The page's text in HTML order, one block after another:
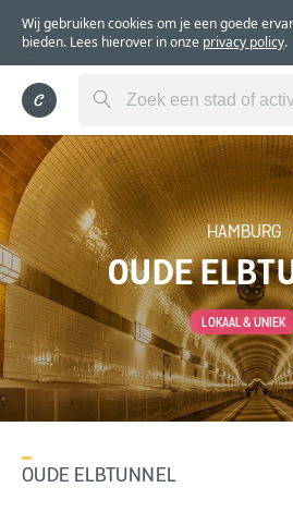
Wij gebruiken cookies om je een goede
bieden. Lees hierover in onze privacy policy.
HAMBURG
OUDE
LOKAAL & UNIEK
OUDE ELBTUNNEL